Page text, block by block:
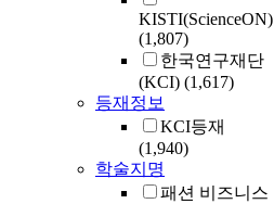
KISTI(ScienceON)
(1,807)
한국연구재단
(KCI) (1,617)
등재정보
KCI등재
(1,940)
학술지명
패션 비즈니스